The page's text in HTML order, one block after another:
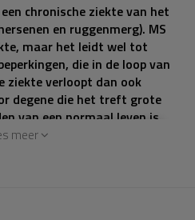
chronische ziekte van het
en ruggenmerg). MS
maar het leidt wel tot
die in de loop van
ziekte verloopt dan ook
degene die het treft grote
van een normaal leven is
MS uit zich en verloopt bij
meer